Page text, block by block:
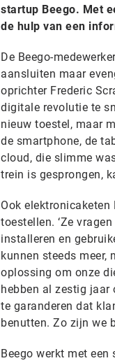
startup Beego. Met
de hulp van een
De Beego-
aansluiten maar
oprichter Frederic
digitale revolutie te
nieuw toestel, maar
de smartphone, de
cloud, die slimme
trein is gesprongen,
Ook
toestellen. ‘Ze
installeren en
kunnen steeds meer,
oplossing om onze
hebben al zestig jaar
te garanderen dat
benutten. Zo zijn we
Beego werkt met